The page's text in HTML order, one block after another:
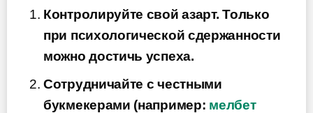
Контролируйте свой азарт. Только
при психологической сдержанности
можно достичь успеха.
Сотрудничайте с честными
букмекерами (например: мелбет